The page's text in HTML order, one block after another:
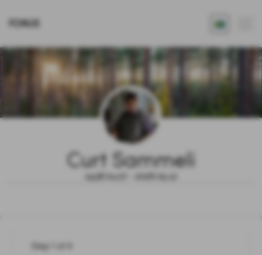
FONUS
Curt Sammeli
1938.04.27 - 2026.05.12